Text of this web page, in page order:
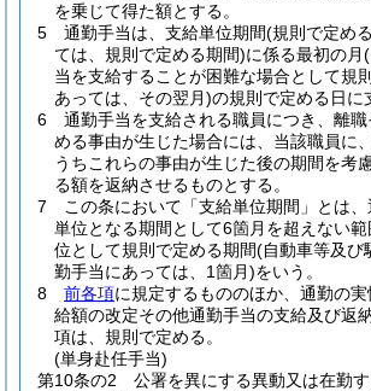
を乗じて得た額とする。
5
通勤手当は、支給単位期間(規則で定め
ては、規則で定める期間)に係る最初の月
当を支給することが困難な場合として規
あっては、その翌月)の規則で定める日に
6
通勤手当を支給される職員につき、離
める事由が生じた場合には、当該職員に
うちこれらの事由が生じた後の期間を考
る額を返納させるものとする。
7
この条において「支給単位期間」とは
単位となる期間として6箇月を超えない
位として規則で定める期間(自動車等及び
勤手当にあっては、1箇月)をいう。
8
前各項に規定するもののほか、通勤の
給額の改定その他通勤手当の支給及び返
項は、規則で定める。
(単身赴任手当)
第10条の2
公署を異にする異動又は在勤